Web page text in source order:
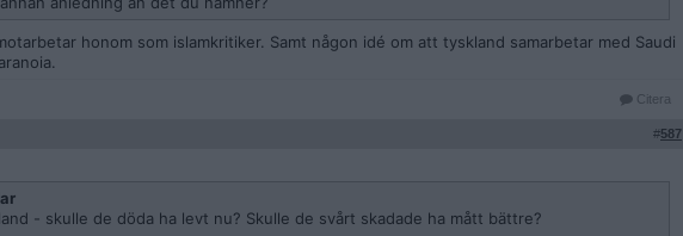
honom som islamkritiker. Samt någon idé om att tyskland samarbetar med Saudi
Citera
#587
- skulle de döda ha levt nu? Skulle de svårt skadade ha mått bättre?